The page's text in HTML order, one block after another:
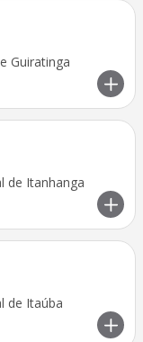
Guiratinga
de Itanhanga
de Itaúba